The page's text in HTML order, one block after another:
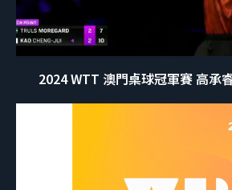
2024 WTT 澳門桌球冠軍賽 高承